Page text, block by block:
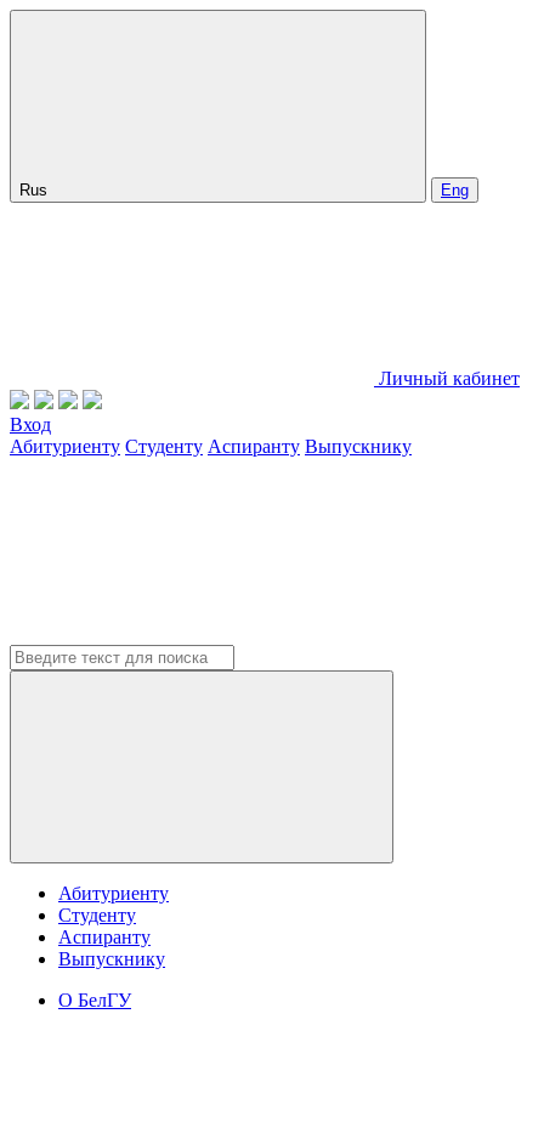
Rus Eng
Личный кабинет
Вход
Абитуриенту Студенту Аспиранту Выпускнику
Абитуриенту
Студенту
Аспиранту
Выпускнику
О БелГУ